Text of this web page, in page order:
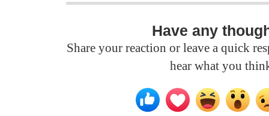
Have any
Share your reaction or leave a quick
hear what you